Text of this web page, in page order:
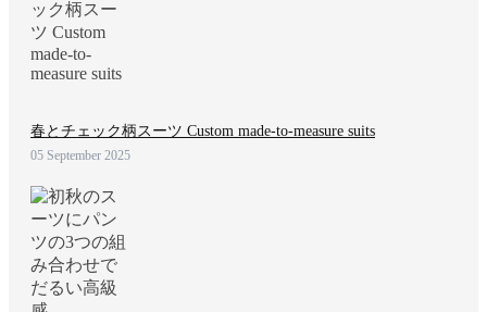
春とチェック柄スーツ Custom made-to-measure suits
05 September 2025